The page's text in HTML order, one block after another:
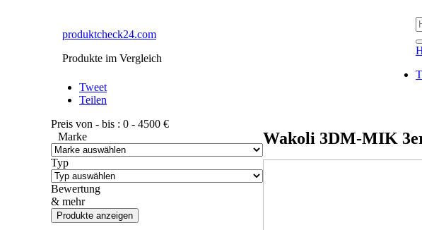
produktcheck24.com
Produkte im Vergleich
Tweet
Teilen
Preis von - bis : 0 - 4500 €
Marke
Typ
Bewertung
& mehr
Wakoli 3DM-MIK